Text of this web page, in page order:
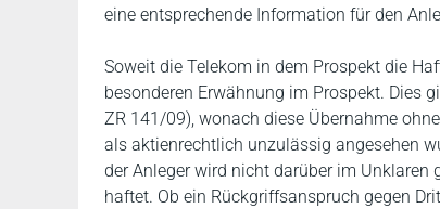
eine entsprechende Information für den
Soweit die Telekom in dem Prospekt die
besonderen Erwähnung im Prospekt. Dies
ZR 141/09), wonach diese Übernahme
als aktienrechtlich unzulässig angesehen
der Anleger wird nicht darüber im
haftet. Ob ein Rückgriffsanspruch gegen